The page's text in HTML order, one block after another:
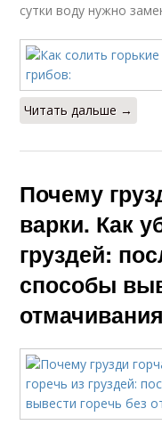
сутки воду нужно
Читать дальше →
Почему
варки. Как
груздей:
способы
отмачивания